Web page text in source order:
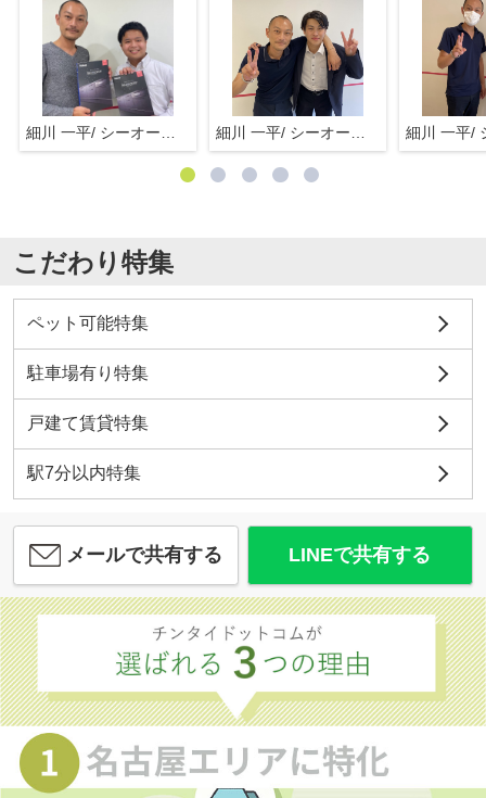
こだわり特集
ペット可能特集
駐車場有り特集
戸建て賃貸特集
駅7分以内特集
メールで共有する LINEで共有する